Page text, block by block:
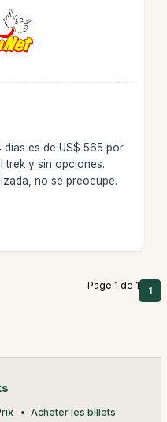
días es de US$ 565 por
trek y sin opciones.
no se preocupe.
Page 1 de 1 1
Acheter les billets